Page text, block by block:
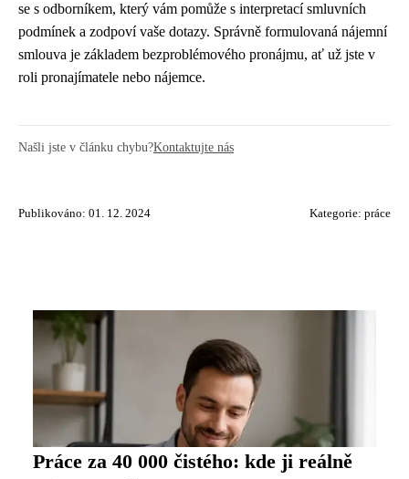
se s odborníkem, který vám pomůže s interpretací smluvních
podmínek a zodpoví vaše dotazy. Správně formulovaná nájemní
smlouva je základem bezproblémového pronájmu, ať už jste v
roli pronajímatele nebo nájemce.
Našli jste v článku chybu?Kontaktujte nás
Publikováno: 01. 12. 2024 Kategorie: práce
Práce za 40 000 čistého: kde ji reálně